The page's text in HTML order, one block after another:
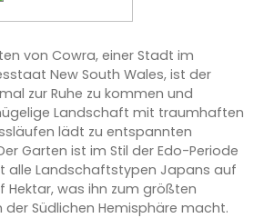
von Cowra, einer Stadt im
New South Wales, ist der
zur Ruhe zu kommen und
Landschaft mit traumhaften
lädt zu entspannten
Garten ist im Stil der Edo-Periode
alle Landschaftstypen Japans auf
Hektar, was ihn zum größten
Südlichen Hemisphäre macht.